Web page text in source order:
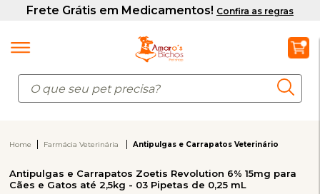
Home Farmácia Veterinária Antipulgas e Carrapatos Veterinário
Antipulgas e Carrapatos Zoetis Revolution 6% 15mg para
Cães e Gatos até 2,5kg - 03 Pipetas de 0,25 mL